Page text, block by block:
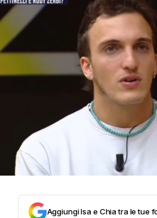
Aggiungi Isa e Chia tra le tue